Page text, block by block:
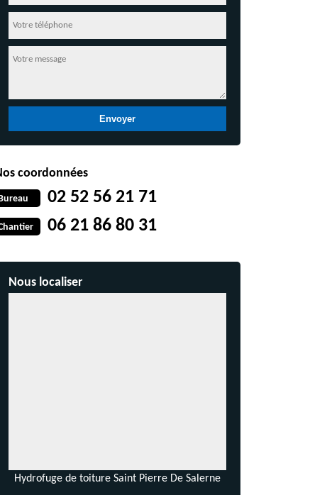
coordonnées
02 52 56 21 71
06 21 86 80 31
Nous localiser
Hydrofuge de toiture Saint Pierre De Salerne